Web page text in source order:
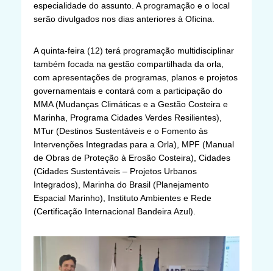
especialidade do assunto. A programação e o local
serão divulgados nos dias anteriores à Oficina.
A quinta-feira (12) terá programação multidisciplinar
também focada na gestão compartilhada da orla,
com apresentações de programas, planos e projetos
governamentais e contará com a participação do
MMA (Mudanças Climáticas e a Gestão Costeira e
Marinha, Programa Cidades Verdes Resilientes),
MTur (Destinos Sustentáveis e o Fomento às
Intervenções Integradas para a Orla), MPF (Manual
de Obras de Proteção à Erosão Costeira), Cidades
(Cidades Sustentáveis – Projetos Urbanos
Integrados), Marinha do Brasil (Planejamento
Espacial Marinho), Instituto Ambientes e Rede
(Certificação Internacional Bandeira Azul).